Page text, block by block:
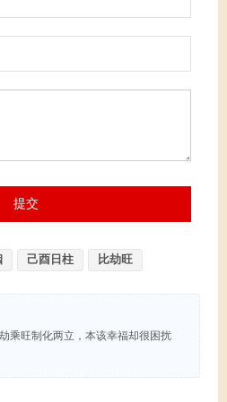
己酉日柱 比劫旺
乘旺制化两立，本该幸福却很困扰